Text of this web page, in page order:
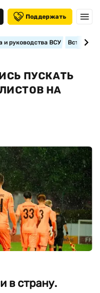
Поддержать
и руководства ВСУ
ПУСКАТЬ
НА
в страну.